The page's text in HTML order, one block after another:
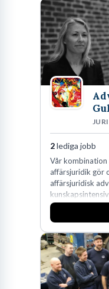
Köpenhamn,
på DLA Piper
effektiv och
expertis. På vårt
vi idag drygt
2lediga jobb
Vår
affärsjuridik gör
affärsjuridisk
expertis inom
skydda,
företagets